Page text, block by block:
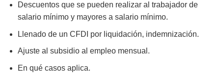
Descuentos que se pueden realizar al trabajador de
salario mínimo y mayores a salario mínimo.
Llenado de un CFDI por liquidación, indemnización.
Ajuste al subsidio al empleo mensual.
En qué casos aplica.